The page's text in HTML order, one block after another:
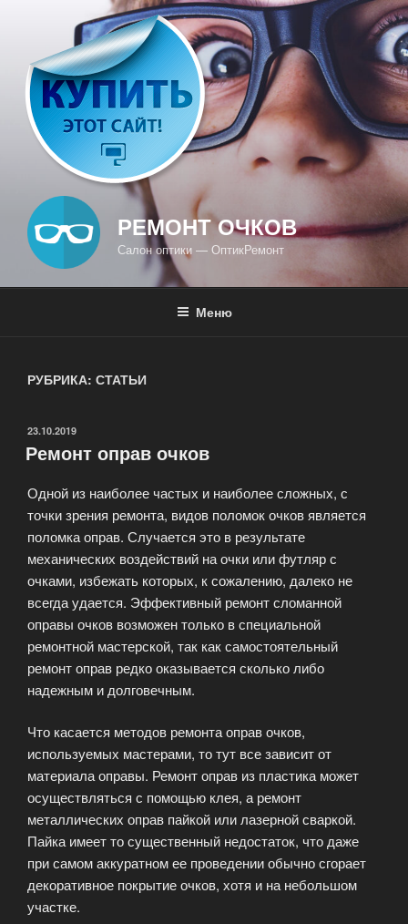
содержимому
РЕМОНТ ОЧКОВ
Салон оптики — ОптикРемонт
Меню
РУБРИКА: СТАТЬИ
ОПУБЛИКОВАНО
23.10.2019
Ремонт оправ очков
Одной из наиболее частых и наиболее сложных, с
точки зрения ремонта, видов поломок очков является
поломка оправ. Случается это в результате
механических воздействий на очки или футляр с
очками, избежать которых, к сожалению, далеко не
всегда удается. Эффективный ремонт сломанной
оправы очков возможен только в специальной
ремонтной мастерской, так как самостоятельный
ремонт оправ редко оказывается сколько либо
надежным и долговечным.
Что касается методов ремонта оправ очков,
используемых мастерами, то тут все зависит от
материала оправы. Ремонт оправ из пластика может
осуществляться с помощью клея, а ремонт
металлических оправ пайкой или лазерной сваркой.
Пайка имеет то существенный недостаток, что даже
при самом аккуратном ее проведении обычно сгорает
декоративное покрытие очков, хотя и на небольшом
участке.